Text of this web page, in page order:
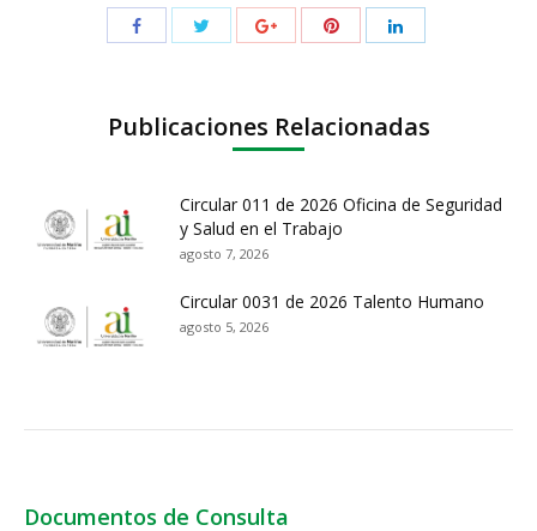
Publicaciones Relacionadas
Circular 011 de 2026 Oficina de Seguridad
y Salud en el Trabajo
agosto 7, 2026
Circular 0031 de 2026 Talento Humano
agosto 5, 2026
Documentos de Consulta